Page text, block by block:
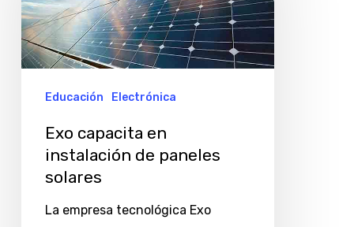
instalación
de
paneles
solaresEducación Electrónica
Exo capacita en
instalación de paneles
solares
La empresa tecnológica Exo